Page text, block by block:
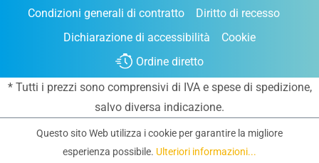
Condizioni generali di contratto
Diritto di recesso
Dichiarazione di accessibilità
Cookie
Ordine diretto
* Tutti i prezzi sono comprensivi di IVA e spese di spedizione,
salvo diversa indicazione.
Questo sito Web utilizza i cookie per garantire la migliore
esperienza possibile. Ulteriori informazioni...